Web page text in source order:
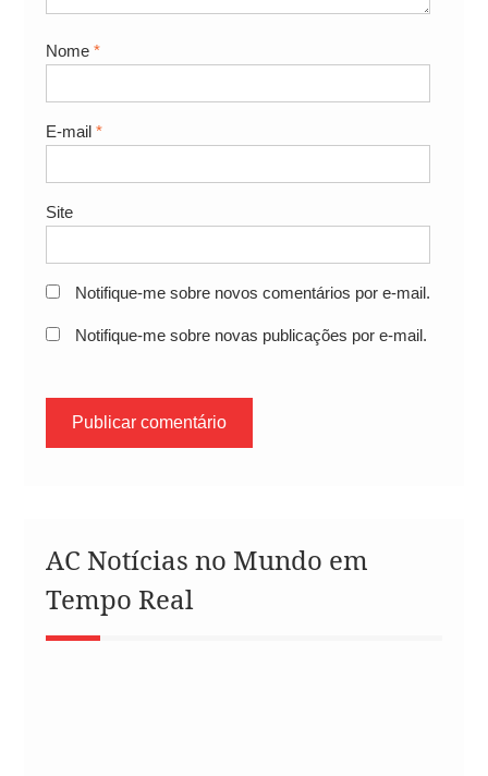
Nome *
E-mail *
Site
Notifique-me sobre novos comentários por e-mail.
Notifique-me sobre novas publicações por e-mail.
AC Notícias no Mundo em
Tempo Real